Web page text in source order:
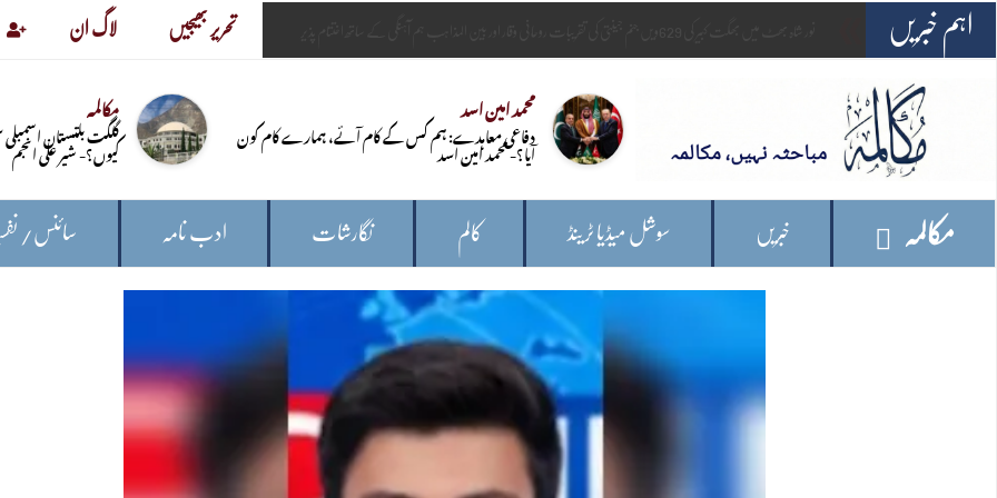
تحریر بھیجیں لاگ ان اہم خبریں
محمد امین اسد
دفاعی معاہدے: ہم کس کے کام آئے، ہمارے کام کون
آیا؟- محمد امین اسد
مکالمہ
گلگت بلتستان
کیوں؟- شیر علی انجم
مکالمہ خبریں سوشل میڈیا ٹرینڈ کالم نگارشات ادب نامہ سائنس/